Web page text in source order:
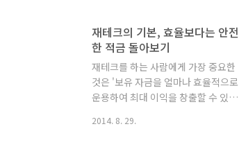
하는 것을 지원한다는 취지인데요. 지
난 1999년 금융 위기 직후 폐쇄된 뒤
2006년에 재개설 되..
재테크의 기본, 효율보다는 안전
한 적금 돌아보기
재테크를 하는 사람에게 가장 중요한
것은 '보유 자금을 얼마나 효율적으로
운용하여 최대 이익을 창출할 수 있느
금 손실 위험이 따르기 마련입니다. 외
2014. 8. 29.